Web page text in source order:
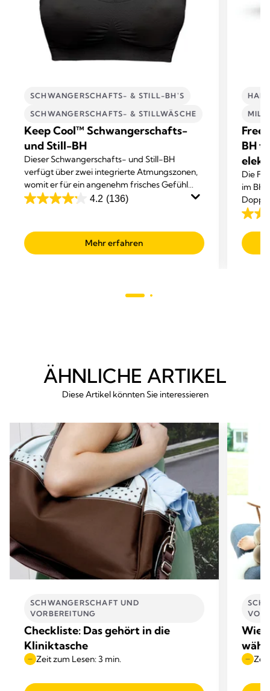
SCHWANGERSCHAFTS- & STILL-BH'S
SCHWANGERSCHAFTS- & STILLWÄSCHE
Keep Cool™ Schwangerschafts-
und Still-BH
Dieser Schwangerschafts- und Still-BH
verfügt über zwei integrierte Atmungszonen,
womit er für ein angenehm frisches Gefühl
sorgt.
4.2 (136)
4.2
of
5
Mehr erfahren
BH
Die
im BH
4.1
out
of
ÄHNLICHE ARTIKEL
Diese Artikel könnten Sie interessieren
SCHWANGERSCHAFT UND
VORBEREITUNG
Checkliste: Das gehört in die
Kliniktasche
Zeit zum Lesen: 3 min.
Wie
Zeit